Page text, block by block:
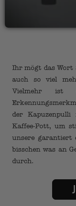
Ihr mögt das Wort
auch so viel
Vielmehr ist
der Kapuzenpulli
Kaffee-Pott, um
unsere garantiert
bisschen was an
durch.